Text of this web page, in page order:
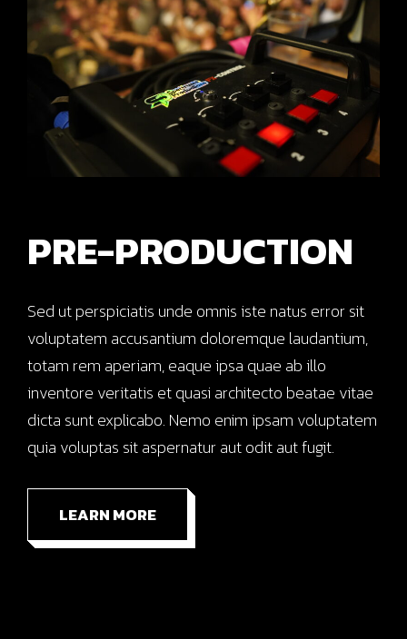
PRE-PRODUCTION
Sed ut perspiciatis unde omnis iste natus error sit
voluptatem accusantium doloremque laudantium,
totam rem aperiam, eaque ipsa quae ab illo
inventore veritatis et quasi architecto beatae vitae
dicta sunt explicabo. Nemo enim ipsam voluptatem
quia voluptas sit aspernatur aut odit aut fugit.
LEARN MORE